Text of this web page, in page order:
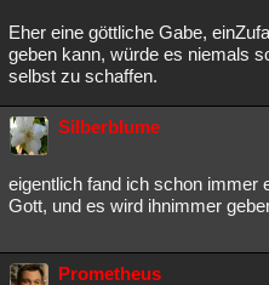
Eher eine göttliche Gabe,
geben kann, würde es niemals
selbst zu schaffen.
Silberblume
eigentlich fand ich schon immer
Gott, und es wird ihnimmer
Prometheus